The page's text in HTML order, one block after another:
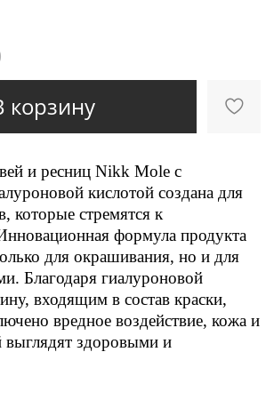
корзину
и ресниц Nikk Mole с
кислотой создана для
которые стремятся к
формула продукта
для окрашивания, но и для
Благодаря гиалуроновой
входящим в состав краски,
вредное воздействие, кожа и
выглядят здоровыми и